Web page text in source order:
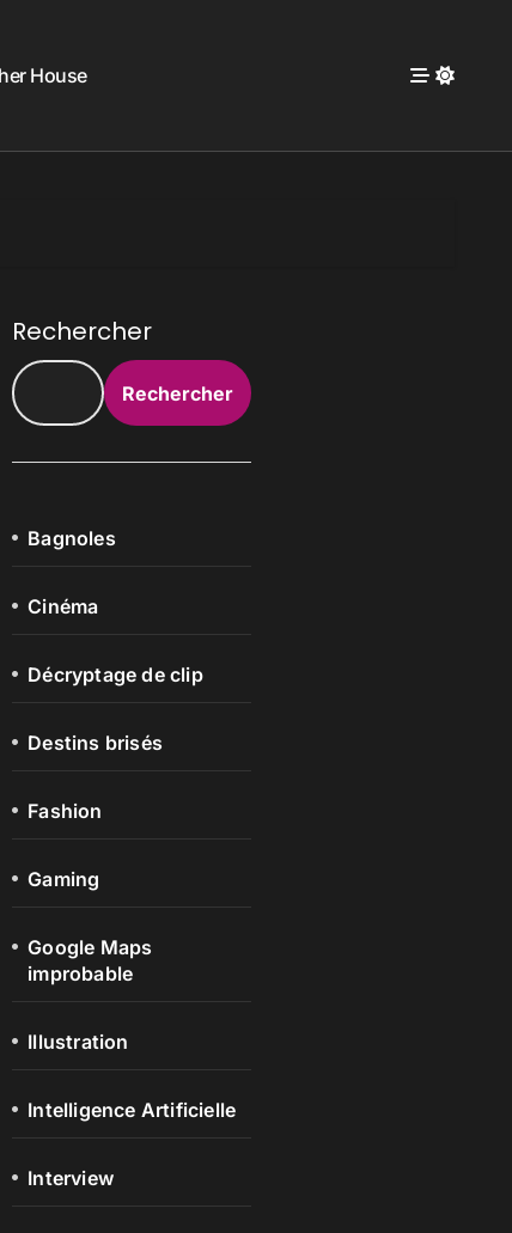
House
Rechercher
Rechercher
Bagnoles
Cinéma
Décryptage de clip
Destins brisés
Fashion
Gaming
Google Maps
improbable
Illustration
Intelligence Artificielle
Interview